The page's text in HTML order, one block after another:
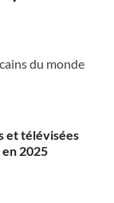
du monde
et télévisées
2025